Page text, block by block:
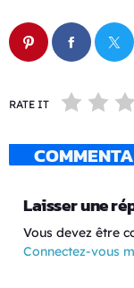
RATE IT
Laisser une
Vous devez être
Connectez-vous